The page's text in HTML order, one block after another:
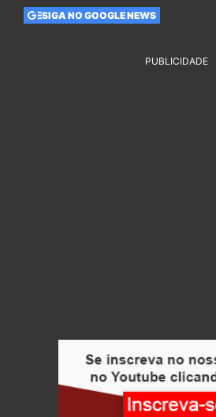
SIGA NO GOOGLE NEWS
PUBLICIDADE